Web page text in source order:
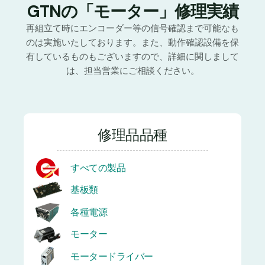
GTNの「モーター」修理実績
再組立て時にエンコーダー等の信号確認まで可能なも
のは実施いたしております。また、動作確認設備を保
有しているものもございますので、詳細に関しまして
は、担当営業にご相談ください。
修理品品種
すべての製品
基板類
各種電源
モーター
モータードライバー